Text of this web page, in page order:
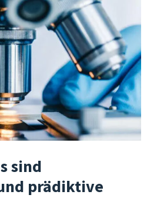
sind
prädiktive